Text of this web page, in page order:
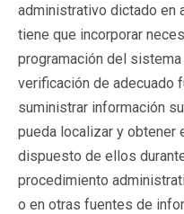
administrativo dictado en
tiene que incorporar
programación del
verificación de adecuado
suministrar información
pueda localizar y obtener
dispuesto de ellos
procedimiento
o en otras fuentes de